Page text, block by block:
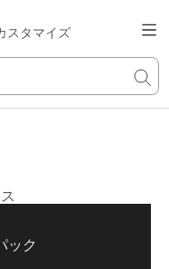
スタマイズ
ック